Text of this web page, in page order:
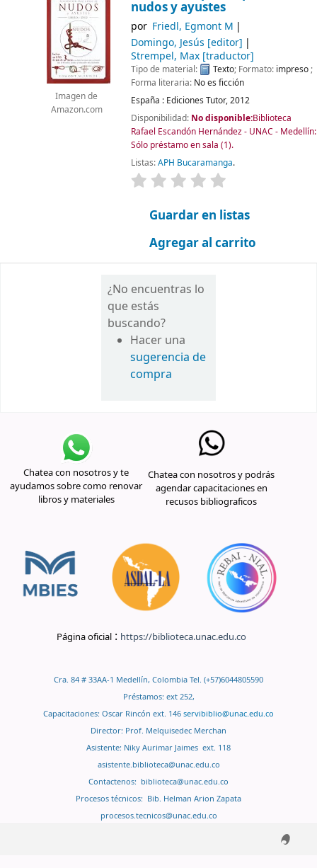
Imagen de
Amazon.com
nudos y ayustes
por Friedl, Egmont M
Domingo, Jesús [editor]
Strempel, Max[traductor]
Tipo de material: Texto; Formato: impreso ;
Forma literaria: No es ficción
España : Ediciones Tutor,2012
Disponibilidad: No disponible:Biblioteca
Rafael Escandón Hernández - UNAC - Medellín:
Sólo préstamo en sala (1).
Listas:APH Bucaramanga.
valoración
Guardar en listas
Agregar al carrito
¿No encuentras lo
que estás
buscando?
Hacer una
sugerencia de
compra
Chatea con nosotros y te
ayudamos sobre como renovar
libros y materiales
Chatea con nosotros y podrás
agendar capacitaciones en
recusos bibliograficos
Página oficial : https://biblioteca.unac.edu.co
Cra. 84 # 33AA-1 Medellín, Colombia Tel. (+57)6044805590
Préstamos: ext 252,
Capacitaciones: Oscar Rincón ext. 146 servibiblio@unac.edu.co
Director: Prof. Melquisedec Merchan
Asistente: Niky Aurimar Jaimes ext. 118
asistente.biblioteca@unac.edu.co
Contactenos: biblioteca@unac.edu.co
Procesos técnicos: Bib. Helman Arion Zapata
procesos.tecnicos@unac.edu.co